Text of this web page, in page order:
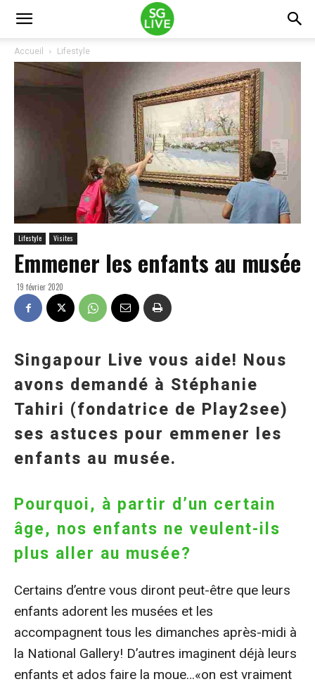
Accueil Lifestyle
Lifestyle Visites
Emmener les enfants au musée
19 février 2020
Singapour Live vous aide! Nous
avons demandé à Stéphanie
Tahiri (fondatrice de Play2see)
ses astuces pour emmener les
enfants au musée.
Pourquoi, à partir d’un certain
âge, nos enfants ne veulent-ils
plus aller au musée?
Certains d’entre vous diront peut-être que leurs
enfants adorent les musées et les
accompagnent tous les dimanches après-midi à
la National Gallery! D’autres imaginent déjà leurs
enfants et ados faire la moue…«on est vraiment